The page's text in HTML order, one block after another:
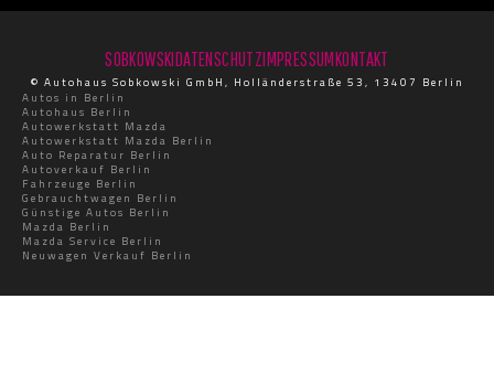
SOBKOWSKIDATENSCHUTZIMPRESSUMKONTAKT
© Autohaus Sobkowski GmbH, Holländerstraße 53, 13407 Berlin
Autos in Berlin
Autohaus Berlin
Autowerkstatt Mazda
Autowerkstatt Mazda Berlin
Auto Reparatur Berlin
Autoverkauf Berlin
Fahrzeuge Berlin
Gebrauchtwagen Berlin
Günstige Autos Berlin
Mazda Berlin
Mazda Service Berlin
Neuwagen Verkauf Berlin